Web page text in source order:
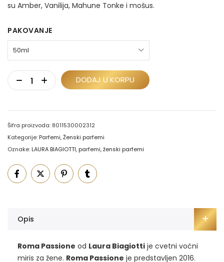
su Amber, Vanilija, Mahune Tonke i mošus.
PAKOVANJE
DODAJ U KORPU
Šifra proizvoda: 8011530002312
Kategorije: Parfemi,Ženski parfemi
Oznake: LAURA BIAGIOTTI, parfemi,ženski parfemi
Opis
Roma Passione od Laura Biagiotti je cvetni voćni
miris za žene. Roma Passione je predstavljen 2016.